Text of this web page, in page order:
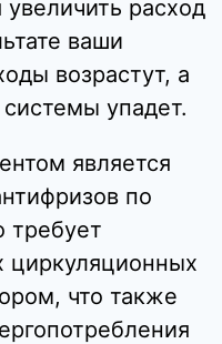
расход
ваши
возрастут, а
упадет.
является
по
требует
циркуляционных
что также